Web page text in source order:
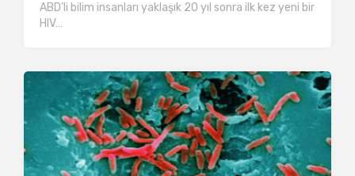
ABD’li bilim insanları yaklaşık 20 yıl sonra ilk kez yeni bir
HIV…